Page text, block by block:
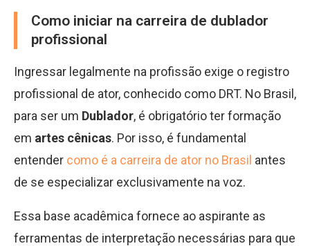
Como iniciar na carreira de dublador
profissional
Ingressar legalmente na profissão exige o registro
profissional de ator, conhecido como DRT. No Brasil,
para ser um Dublador, é obrigatório ter formação
em artes cênicas. Por isso, é fundamental
entender como é a carreira de ator no Brasil antes
de se especializar exclusivamente na voz.
Essa base acadêmica fornece ao aspirante as
ferramentas de interpretação necessárias para que